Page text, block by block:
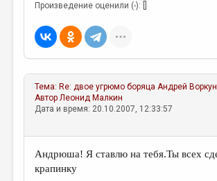
Произведение оценили (-): []
Тема: Re: двое угрюмо боряца Андрей
АвторЛеонид Малкин
Дата и время: 20.10.2007, 12:33:57
Андрюша! Я ставлю на тебя.Ты всех
крапинку